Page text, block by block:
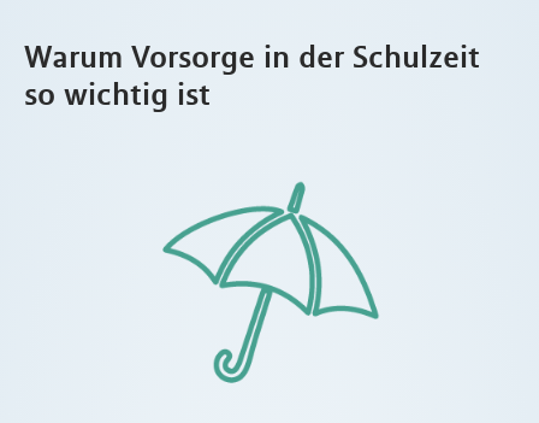
Warum Vorsorge in der Schulzeit
so wichtig ist